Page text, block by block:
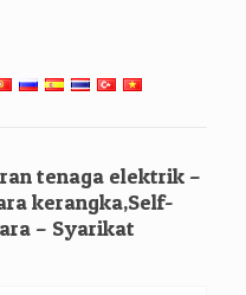
tenaga elektrik –
kerangka,Self-
– Syarikat